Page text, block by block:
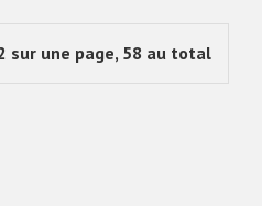
sur une page, 58 au total